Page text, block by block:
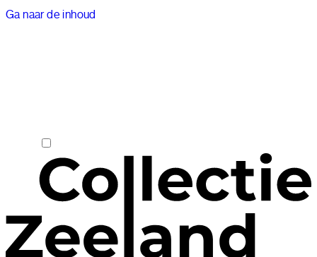
Ga naar de inhoud